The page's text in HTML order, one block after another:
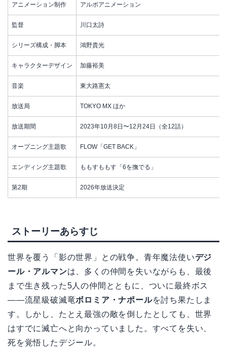
アニメーション制作 アルボアニメーション
監督 川口太詩
シリーズ構成・脚本 鴻野貴光
キャラクターデザイン 加藤裕美
音楽 東大路憲太
放送局 TOKYO MX ほか
放送期間 2023年10月8日〜12月24日（全12話）
オープニング主題歌 FLOW「GET BACK」
エンディング主題歌 ももすももす「6を撫でる」
第2期 2026年放送決定
ストーリーあらすじ
世界を覆う「影の世界」との戦争。青年魔法使いデジ
ール・アルマンは、多くの仲間を失いながらも、最後
まで生き残った5人の仲間とともに、ついに最終ボス
――流星級破滅竜ボロミア・ナポールを討ち果たしま
す。しかし、たとえ最強の敵を倒したとしても、世界
はすでに滅亡へと向かっていました。すべてを失い、
死を覚悟したデジール。